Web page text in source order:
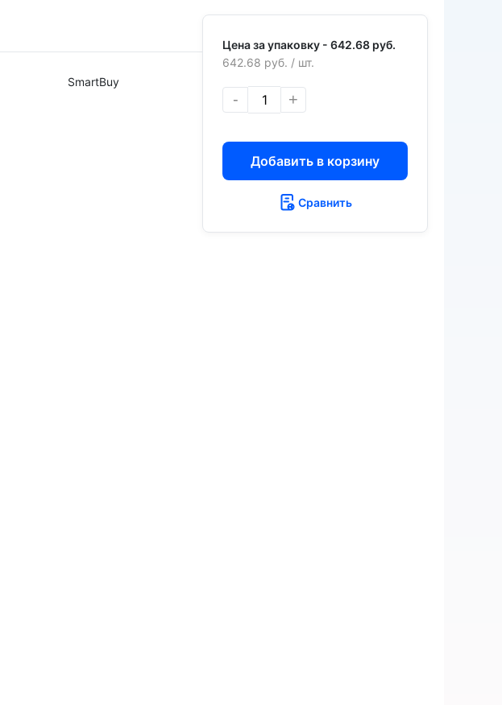
SmartBuy
Цена за упаковку - 642.68 руб.
642.68 руб. / шт.
- +
Добавить в корзину
Сравнить